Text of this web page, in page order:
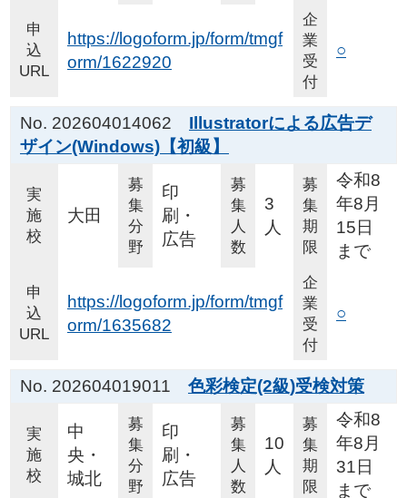
申
込
URL
https://logoform.jp/form/tmgf
orm/1622920
企
業
受
付
○
No. 202604014062 Illustratorによる広告デ
ザイン(Windows)【初級】
実
施
校
大田
募
集
分
野
印
刷・
広告
募
集
人
数
3
人
募
集
期
限
令和8
年8月
15日
まで
申
込
URL
https://logoform.jp/form/tmgf
orm/1635682
企
業
受
付
○
No. 202604019011 色彩検定(2級)受検対策
実
施
校
中
央・
城北
募
集
分
野
印
刷・
広告
募
集
人
数
10
人
募
集
期
限
令和8
年8月
31日
まで